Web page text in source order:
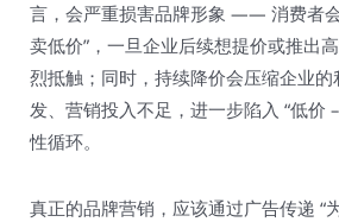
言，会严重损害品牌形象 —— 消费者
卖低价”，一旦企业后续想提价或推出
烈抵触；同时，持续降价会压缩企业
发、营销投入不足，进一步陷入 “低价
性循环。​
真正的品牌营销，应该通过广告传递 “